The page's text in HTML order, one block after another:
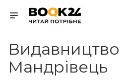
Видавництво
Мандрівець